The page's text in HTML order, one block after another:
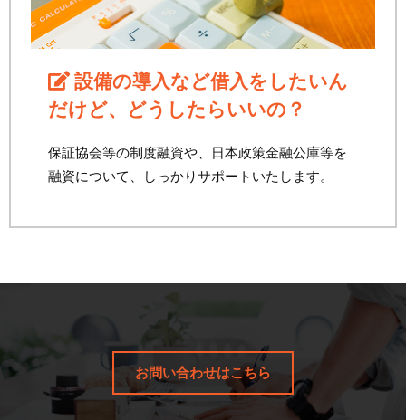
設備の導入など借入をしたいん
だけど、どうしたらいいの？
保証協会等の制度融資や、日本政策金融公庫等を
融資について、しっかりサポートいたします。
お問い合わせはこちら